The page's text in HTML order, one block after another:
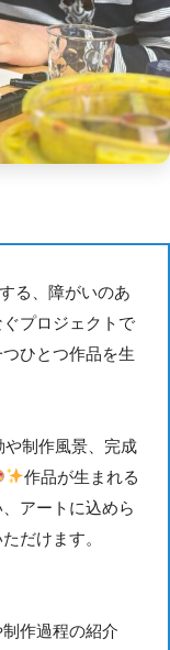
る、障がいのあ
プロジェクトで
ひとつ作品を生
や制作風景、完成
作品が生まれる
アートに込めら
だけます。
作過程の紹介